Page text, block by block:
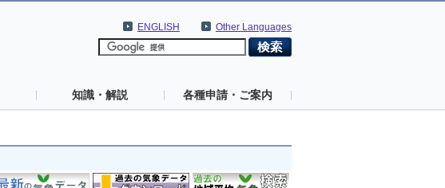
Other Languages
ENGLISH
知識・解説 各種申請・ご案内